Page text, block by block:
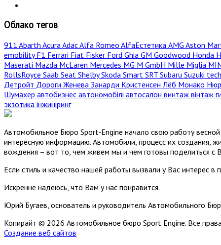
Облако тегов
911 Abarth AcuraAdacAlfa Romeo AlfaЕстетика AMG Aston
emobilityF1 Ferrari Fiat Fisker Ford Ghia GM Goodwood Honda
Maserati Mazda McLaren Mercedes MG M GmbH Mille Miglia
RollsRoyce Saab Seat ShelbySkoda Smart SRT Subaru Suzuki
Детройт Дороги Женева Занарди Кристенсен Лёб Монако
Шумахер автобизнес автономобілі автосалон винтаж вінтаж
экзотика інжиніринг
Автомобильное Бюро Sport-Engine начало свою работу
интересную информацию. Автомобили, процесс их создания,
вождения – вот то, чем живем мы и чем готовы поделиться с
Если стиль и качество нашей работы вызвали у Вас интерес в
Искренне надеюсь, что Вам у нас понравится.
Юрий Бугаев, основатель и руководитель Автомобильного
Копирайт © 2026 Автомобильное бюро Sport Engine. Все
Создание веб сайтов